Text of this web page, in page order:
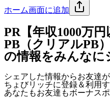
ホーム画面に追加
PR【年収1000万
PB（クリアルPB
の情報をみんなに
シェアした情報からお友達が
ちょびリッチに登録＆利用
あなたもお友達もボーナス